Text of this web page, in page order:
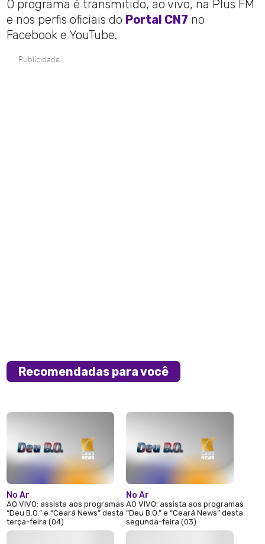
O programa é transmitido, ao vivo, na Plus FM
e nos perfis oficiais do Portal CN7 no
Facebook e YouTube.
Publicidade
Recomendadas para você
No Ar
AO VIVO: assista aos programas
“Deu B.O.” e “Ceará News” desta
terça-feira (04)
No Ar
AO VIVO: assista aos programas
“Deu B.O.” e “Ceará News” desta
segunda-feira (03)